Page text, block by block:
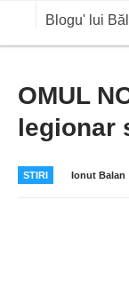
Blogu' lui
OPINII
ANALIZE
OMUL
legionar
STIRI Ionut Balan